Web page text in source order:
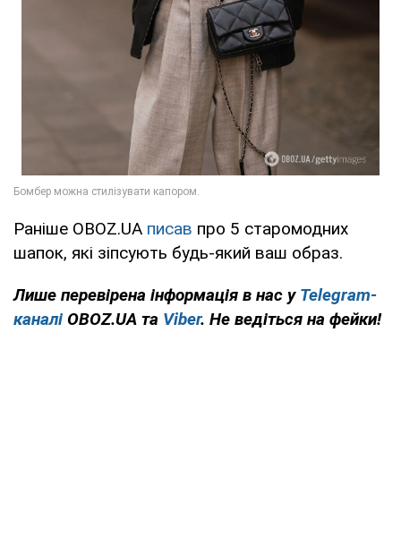
Раніше OBOZ.UA писав про 5 старомодних
шапок, які зіпсують будь-який ваш образ.
Лише перевірена інформація в нас у Telegram-
каналі OBOZ.UA та Viber. Не ведіться на фейки!